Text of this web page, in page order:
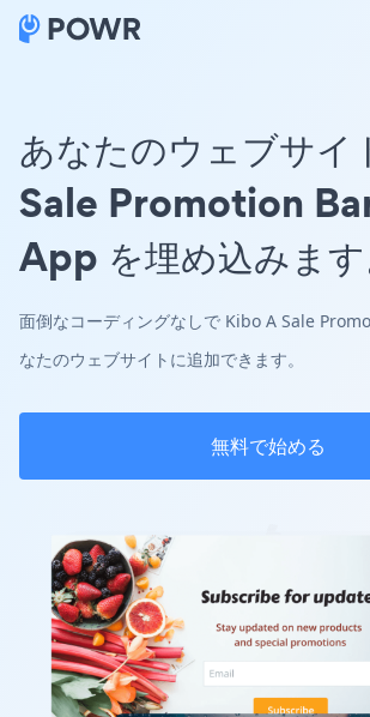
あなたのウェブサイ
Sale Promotion
App を埋め込みます
面倒なコーディングなしで Kibo A Sale
なたのウェブサイトに追加できます。
無料で始める